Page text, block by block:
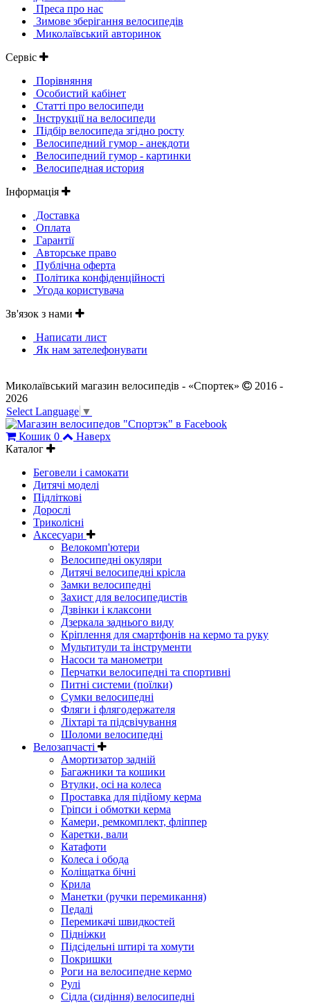
Преса про нас
Зимове зберігання велосипедів
Миколаївський авторинок
Сервіс
Порівняння
Особистий кабінет
Статті про велосипеди
Інструкції на велосипеди
Підбір велосипеда згідно росту
Велосипедний гумор - анекдоти
Велосипедний гумор - картинки
Велосипедная история
Інформація
Доставка
Оплата
Гарантії
Авторське право
Публічна оферта
Політика конфіденційності
Угода користувача
Зв'язок з нами
Написати лист
Як нам зателефонувати
Миколаївський магазин велосипедів - «Спортек»
2016 -
2026
Select Language ▼
Кошик 0
Наверх
Каталог
Беговели і самокати
Дитячі моделі
Підліткові
Дорослі
Триколісні
Аксесуари
Велокомп'ютери
Велосипедні окуляри
Дитячі велосипедні крісла
Замки велосипедні
Захист для велосипедистів
Дзвінки і клаксони
Дзеркала заднього виду
Кріплення для смартфонів на кермо та руку
Мультитули та інструменти
Насоси та манометри
Перчатки велосипедні та спортивні
Питні системи (поїлки)
Сумки велосипедні
Фляги і флягодержателя
Ліхтарі та підсвічування
Шоломи велосипедні
Велозапчасті
Амортизатор задній
Багажники та кошики
Втулки, осі на колеса
Проставка для підйому керма
Гріпси і обмотки керма
Камери, ремкомплект, фліппер
Каретки, вали
Катафоти
Колеса і обода
Коліщатка бічні
Крила
Манетки (ручки перемикання)
Педалі
Перемикачі швидкостей
Підніжки
Підсідельні штирі та хомути
Покришки
Роги на велосипедне кермо
Рулі
Сідла (сидіння) велосипедні